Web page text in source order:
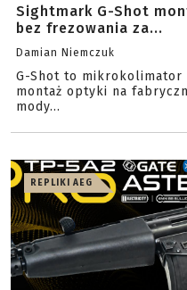
Sightmark G-Shot
bez frezowania za...
Damian Niemczuk
G-Shot to
montaż optyki na
mody...
REPLIKI AEG